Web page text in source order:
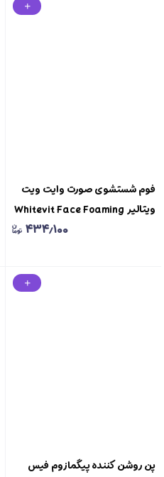
فوم شستشوی صورت وایت ویت
ویتالیر Whitevit Face Foaming
۴۳۴٫۱۰۰
پن روشن کننده پیگمازوم فیس